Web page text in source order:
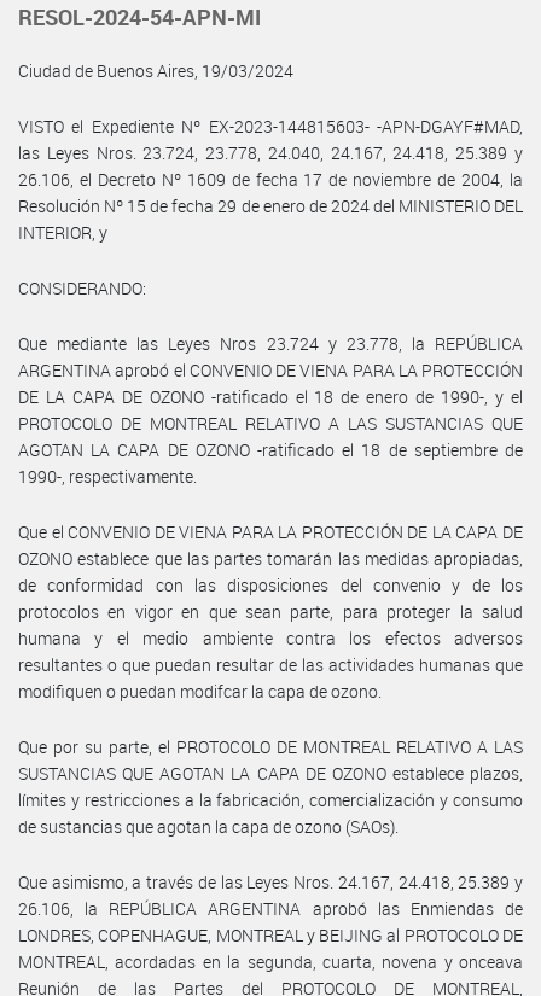
RESOL-2024-54-APN-MI
Ciudad de Buenos Aires, 19/03/2024
VISTO el Expediente Nº EX-2023-144815603- -APN-DGAYF#MAD,
las Leyes Nros. 23.724, 23.778, 24.040, 24.167, 24.418, 25.389 y
26.106, el Decreto Nº 1609 de fecha 17 de noviembre de 2004, la
Resolución Nº 15 de fecha 29 de enero de 2024 del MINISTERIO DEL
INTERIOR, y
CONSIDERANDO:
Que mediante las Leyes Nros 23.724 y 23.778, la REPÚBLICA
ARGENTINA aprobó el CONVENIO DE VIENA PARA LA PROTECCIÓN
DE LA CAPA DE OZONO -ratificado el 18 de enero de 1990-, y el
PROTOCOLO DE MONTREAL RELATIVO A LAS SUSTANCIAS QUE
AGOTAN LA CAPA DE OZONO -ratificado el 18 de septiembre de
1990-, respectivamente.
Que el CONVENIO DE VIENA PARA LA PROTECCIÓN DE LA CAPA DE
OZONO establece que las partes tomarán las medidas apropiadas,
de conformidad con las disposiciones del convenio y de los
protocolos en vigor en que sean parte, para proteger la salud
humana y el medio ambiente contra los efectos adversos
resultantes o que puedan resultar de las actividades humanas que
modifiquen o puedan modifcar la capa de ozono.
Que por su parte, el PROTOCOLO DE MONTREAL RELATIVO A LAS
SUSTANCIAS QUE AGOTAN LA CAPA DE OZONO establece plazos,
límites y restricciones a la fabricación, comercialización y consumo
de sustancias que agotan la capa de ozono (SAOs).
Que asimismo, a través de las Leyes Nros. 24.167, 24.418, 25.389 y
26.106, la REPÚBLICA ARGENTINA aprobó las Enmiendas de
LONDRES, COPENHAGUE, MONTREAL y BEIJING al PROTOCOLO DE
MONTREAL, acordadas en la segunda, cuarta, novena y onceava
Reunión de las Partes del PROTOCOLO DE MONTREAL,